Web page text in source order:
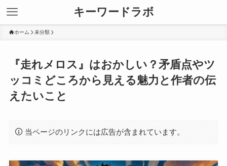
キーワードラボ
ホーム 未分類
『走れメロス』はおかしい？矛盾点やツ
ッコミどころから見える魅力と作者の伝
えたいこと
当ページのリンクには広告が含まれています。